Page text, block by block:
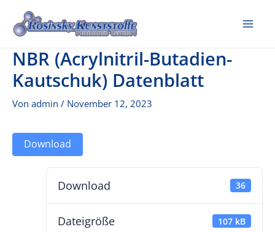
Inhalt
NBR (Acrylnitril-Butadien-
Kautschuk) Datenblatt
Von admin / November 12, 2023
Download
Download 36
Dateigröße 107 kB